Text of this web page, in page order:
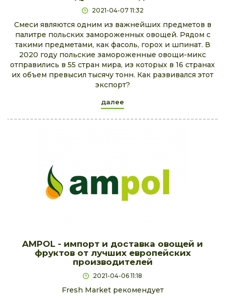
2021-04-07 11:32
Смеси являются одним из важнейших предметов в
палитре польских замороженных овощей. Рядом с
такими предметами, как фасоль, горох и шпинат. В
2020 году польские замороженные овощи-микс
отправились в 55 стран мира, из которых в 16 странах
их объем превысил тысячу тонн. Как развивался этот
экспорт?
далее
AMPOL - импорт и доставка овощей и
фруктов от лучших европейских
производителей
2021-04-06 11:18
Fresh Market рекомендует